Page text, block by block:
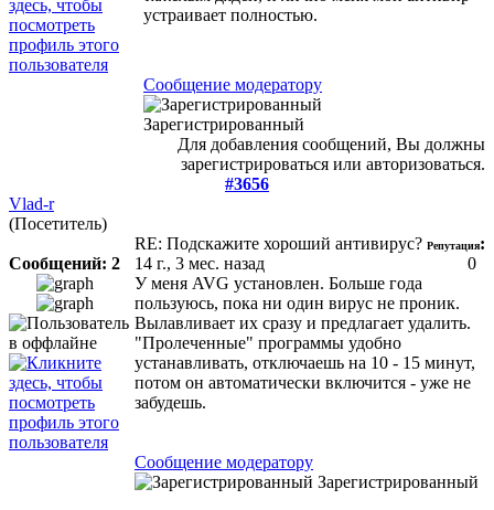
устраивает полностью.
Сообщение модератору
Зарегистрированный
Для добавления сообщений, Вы должны
зарегистрироваться или авторизоваться.
#3656
Vlad-r
(Посетитель)
Сообщений: 2
RE: Подскажите хороший антивирус?
14 г., 3 мес. назад
Репутация:
0
У меня AVG установлен. Больше года
пользуюсь, пока ни один вирус не проник.
Вылавливает их сразу и предлагает удалить.
"Пролеченные" программы удобно
устанавливать, отключаешь на 10 - 15 минут,
потом он автоматически включится - уже не
забудешь.
Сообщение модератору
Зарегистрированный